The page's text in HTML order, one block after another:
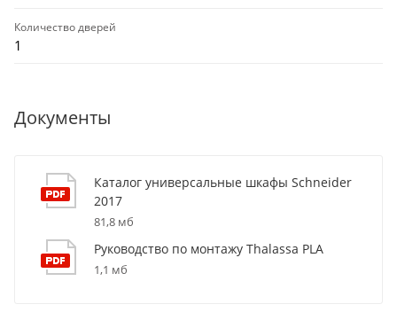
Количество дверей
1
Документы
Каталог универсальные шкафы Schneider
2017
81,8 мб
Руководство по монтажу Thalassa PLA
1,1 мб